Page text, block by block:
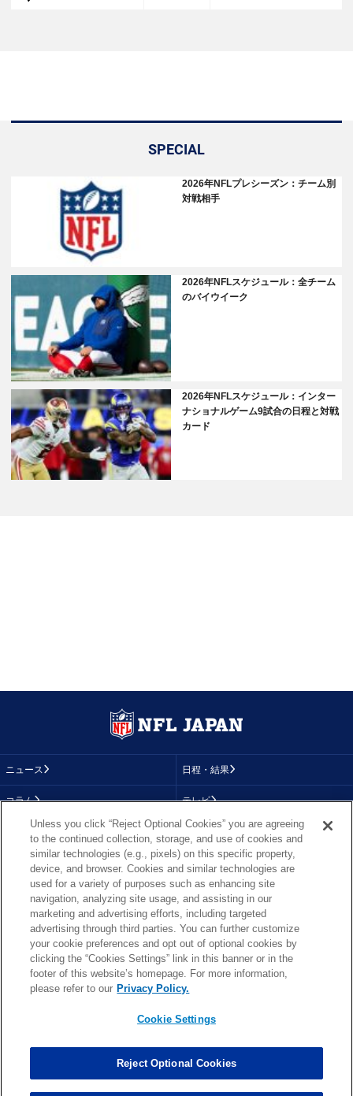
SPECIAL
2026年NFLプレシーズン：チーム別
対戦相手
2026年NFLスケジュール：全チーム
のバイウイーク
2026年NFLスケジュール：インター
ナショナルゲーム9試合の日程と対戦
カード
ニュース 日程・結果
コラム テレビ
画像
順位表
About NFL
More NFL 特集
TOP お問い合わせ FAQ
PHOTO BY AP Images / PHOTO BY Getty Images
Unless you click “Reject Optional Cookies” you are agreeing
to the continued collection, storage, and use of cookies and
similar technologies (e.g., pixels) on this specific property,
device, and browser. Cookies and similar technologies are
used for a variety of purposes such as enhancing site
navigation, analyzing site usage, and assisting in our
marketing and advertising efforts, including targeted
advertising through third parties. You can further customize
your cookie preferences and opt out of optional cookies by
clicking the “Cookies Settings” link in this banner or in the
footer of this website’s homepage. For more information,
please refer to our Privacy Policy.
Cookie Settings
Reject Optional Cookies